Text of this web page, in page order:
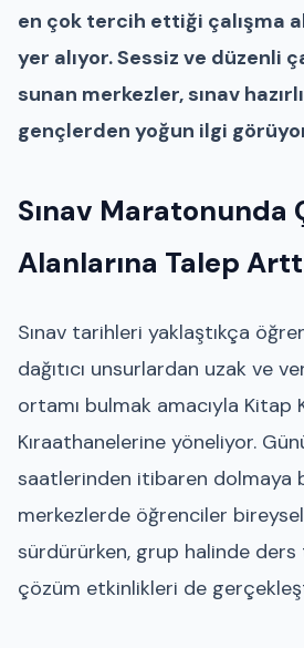
en çok tercih ettiği çalışma
yer alıyor. Sessiz ve düzenli
sunan merkezler, sınav
gençlerden yoğun ilgi
Sınav Maratonunda
Alanlarına Talep
Sınav tarihleri yaklaştıkça
dağıtıcı unsurlardan uzak ve
ortamı bulmak amacıyla Kitap
Kıraathanelerine yöneliyor.
saatlerinden itibaren dolmaya
merkezlerde öğrenciler bireysel
sürdürürken, grup halinde ders
çözüm etkinlikleri de